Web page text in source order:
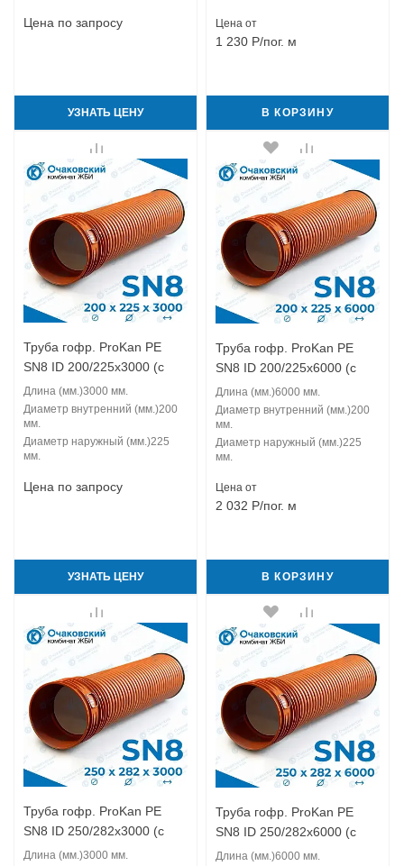
Цена по запросу
УЗНАТЬ ЦЕНУ
Цена от
1 230 Р/пог. м
В КОРЗИНУ
Труба гофр. ProKan PE
SN8 ID 200/225x3000 (с
муфтой)
Длина (мм.)3000 мм.
Диаметр внутренний (мм.)200
мм.
Диаметр наружный (мм.)225
мм.
Цена по запросу
УЗНАТЬ ЦЕНУ
Труба гофр. ProKan PE
SN8 ID 200/225x6000 (с
муфтой)
Длина (мм.)6000 мм.
Диаметр внутренний (мм.)200
мм.
Диаметр наружный (мм.)225
мм.
Цена от
2 032 Р/пог. м
В КОРЗИНУ
Труба гофр. ProKan PE
SN8 ID 250/282x3000 (с
муфтой)
Длина (мм.)3000 мм.
Труба гофр. ProKan PE
SN8 ID 250/282x6000 (с
муфтой)
Длина (мм.)6000 мм.